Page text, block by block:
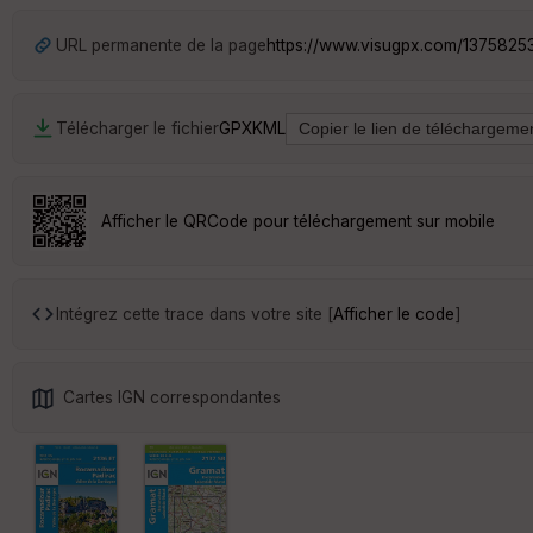
URL permanente de la pagehttps://www.visugpx.com/
Télécharger le fichierGPXKML
Afficher le QRCode pour téléchargement sur mobile
Intégrez cette trace dans votre site [Afficher le code]
Cartes IGN correspondantes